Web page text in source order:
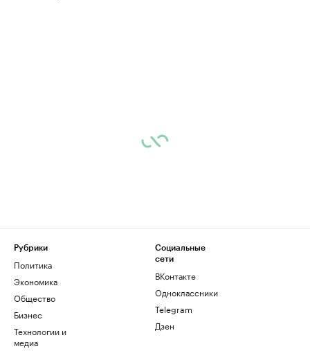
Рубрики
Политика
Экономика
Общество
Бизнес
Технологии и
медиа
Социальные
сети
ВКонтакте
Одноклассники
Telegram
Дзен